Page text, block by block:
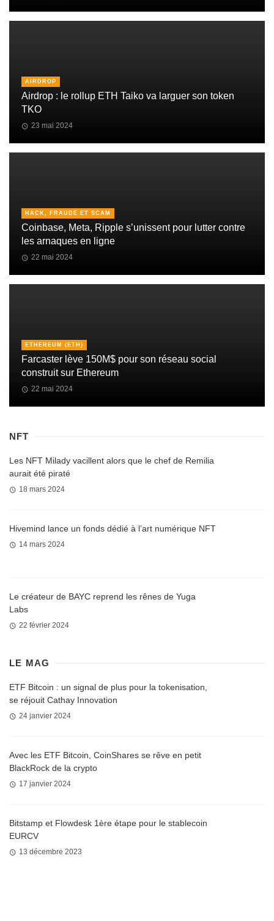
AIRDROP
Airdrop : le rollup ETH Taiko va larguer son token
TKO
23 mai 2024
HACK, FRAUDE ET SCAM
Coinbase, Meta, Ripple s’unissent pour lutter contre
les arnaques en ligne
22 mai 2024
ETHEREUM (ETH)
Farcaster lève 150M$ pour son réseau social
construit sur Ethereum
22 mai 2024
NFT
Les NFT Milady vacillent alors que le chef de Remilia
aurait été piraté
18 mars 2024
Hivemind lance un fonds dédié à l’art numérique NFT
14 mars 2024
Le créateur de BAYC reprend les rênes de Yuga
Labs
22 février 2024
LE MAG
ETF Bitcoin : un signal de plus pour la tokenisation,
se réjouit Cathay Innovation
24 janvier 2024
Avec les ETF Bitcoin, CoinShares se rêve en petit
BlackRock de la crypto
17 janvier 2024
Bitstamp et Flowdesk 1ère étape pour le stablecoin
EURCV
13 décembre 2023